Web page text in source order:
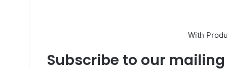
With
Subscribe to our